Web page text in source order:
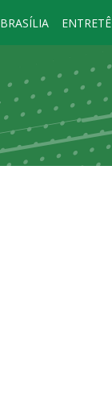
BRASÍLIA ENTRETÊ